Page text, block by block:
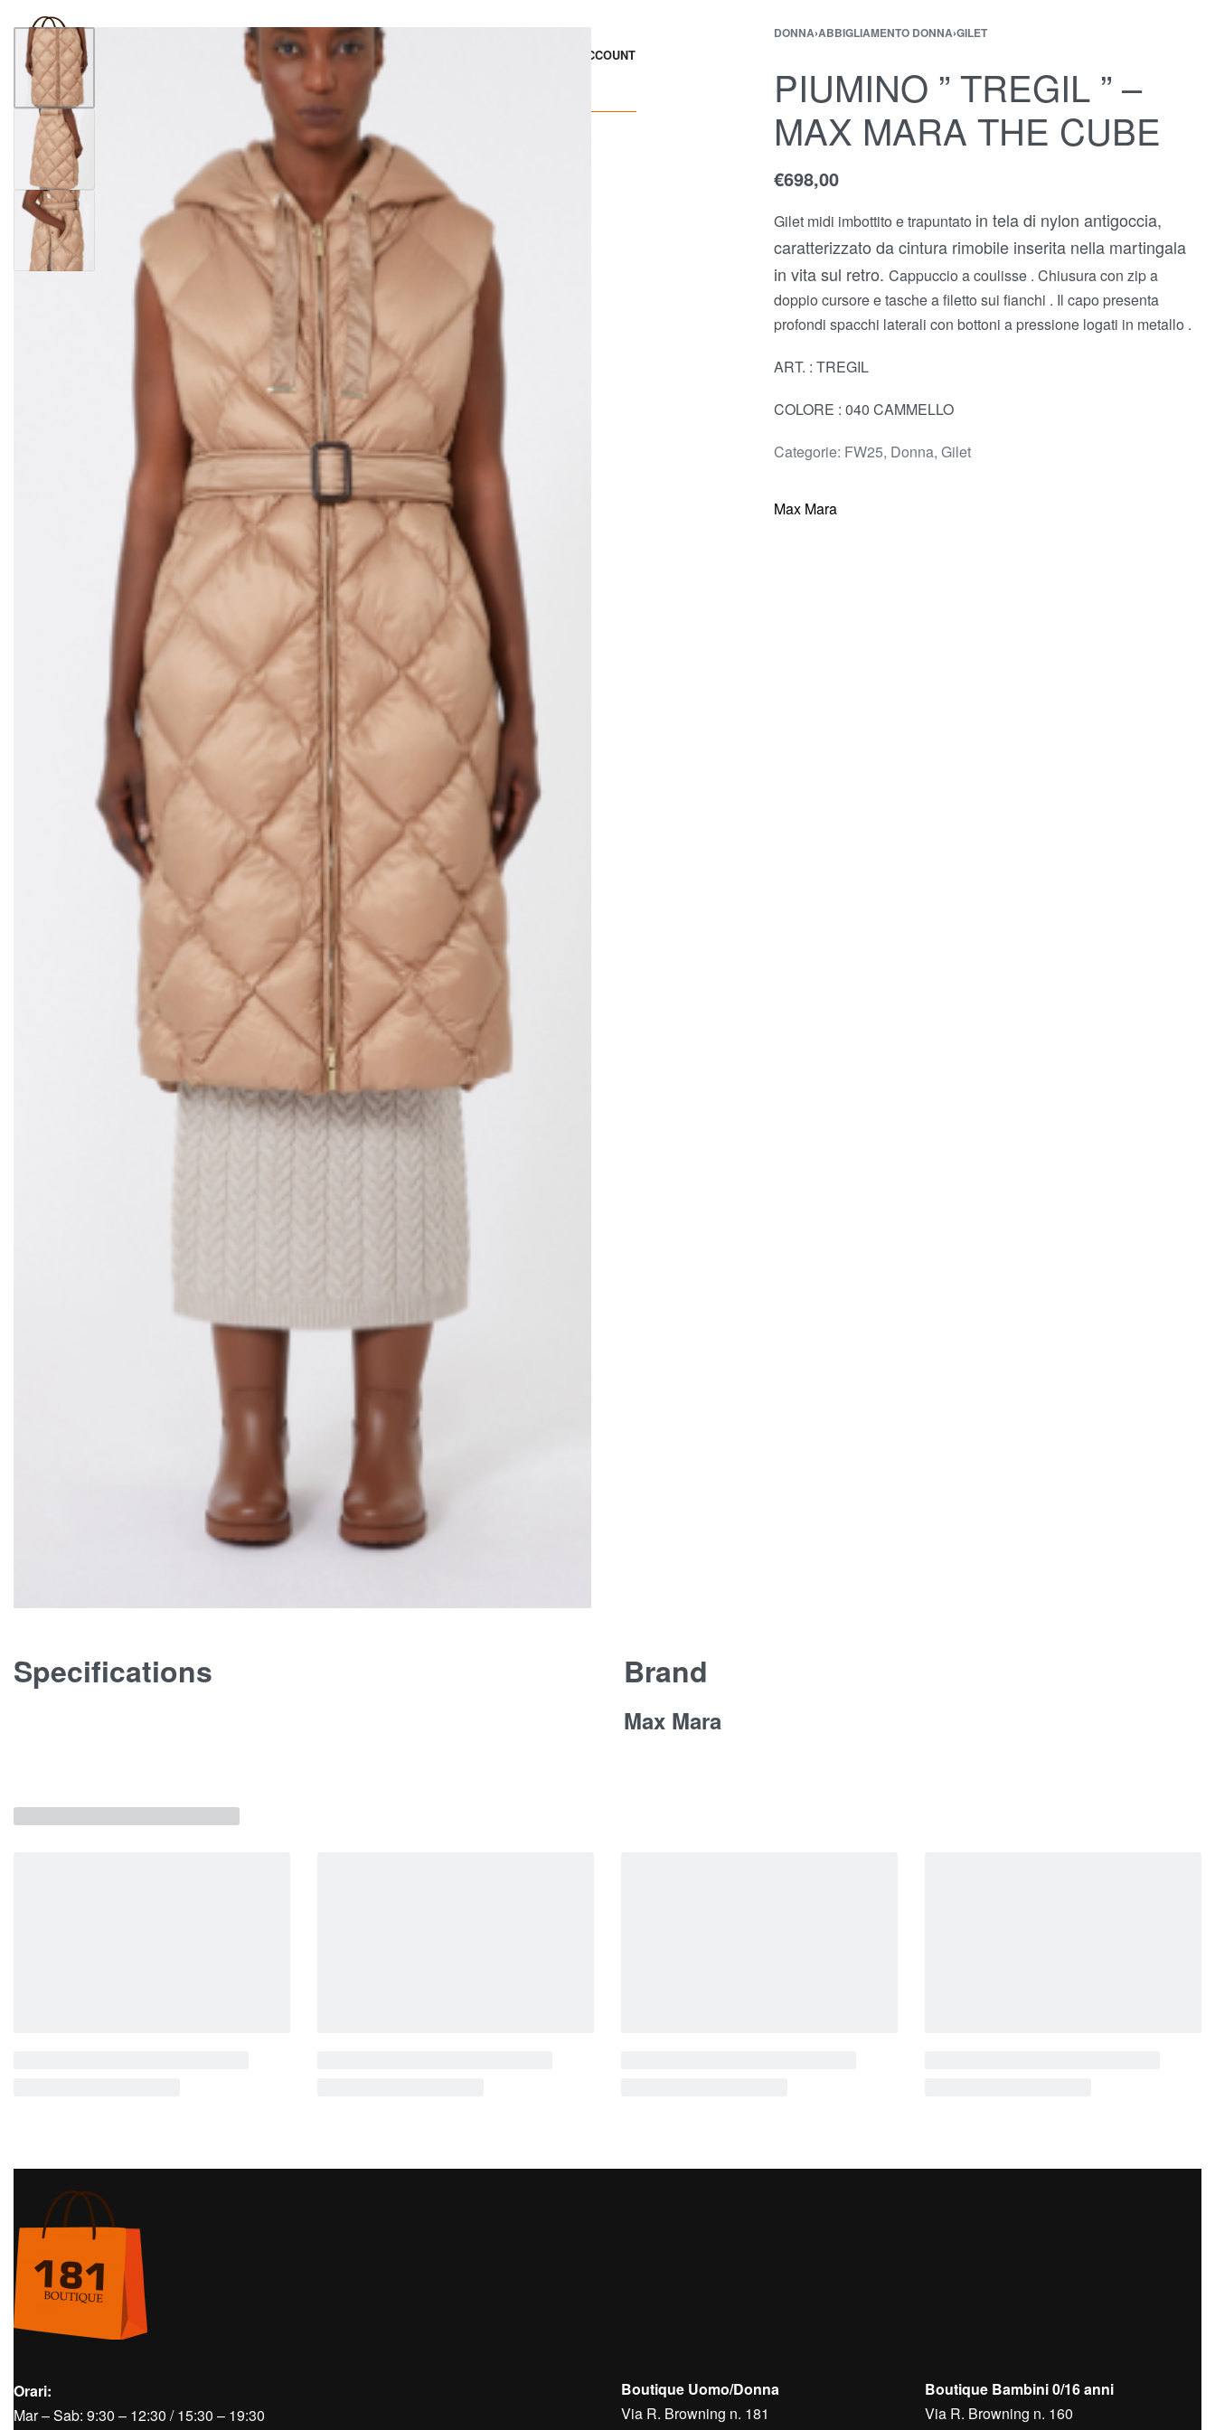
SHOP BRAND OUTLET ACCOUNT
DONNA›ABBIGLIAMENTO DONNA›GILET
PIUMINO ” TREGIL ” –
MAX MARA THE CUBE
€698,00
Gilet midi imbottito e trapuntato in tela di nylon antigoccia,
caratterizzato da cintura rimobile inserita nella martingala
in vita sul retro. Cappuccio a coulisse . Chiusura con zip a
doppio cursore e tasche a filetto sui fianchi . Il capo presenta
profondi spacchi laterali con bottoni a pressione logati in metallo .
ART. : TREGIL
COLORE : 040 CAMMELLO
Categorie: FW25, Donna, Gilet
Max Mara
Specifications Brand
Max Mara
Orari:
Mar – Sab: 9:30 – 12:30 / 15:30 – 19:30
Boutique Uomo/Donna
Via R. Browning n. 181
Boutique Bambini 0/16 anni
Via R. Browning n. 160